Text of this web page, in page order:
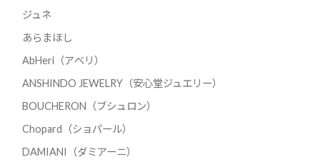
ジュネ
あらまほし
AbHeri（アベリ）
ANSHINDO JEWELRY（安心堂ジュエリー）
BOUCHERON（ブシュロン）
Chopard（ショパール）
DAMIANI（ダミアーニ）